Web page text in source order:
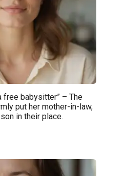
free babysitter” – The
put her mother-in-law,
in their place.